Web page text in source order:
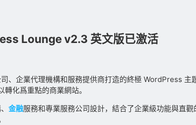
Lounge v2.3 英文版已激活
、企業代理機構和服務提供商打造的終極 WordPress 主
化爲重點的商業網站。
金融服務和專業服務公司設計，結合了企業級功能與直